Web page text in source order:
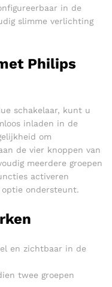
in de
slimme verlichting
Philips
schakelaar, kunt u
inladen in de
om
de vier knoppen van
meerdere groepen
activeren
ondersteunt.
en zichtbaar in de
twee groepen